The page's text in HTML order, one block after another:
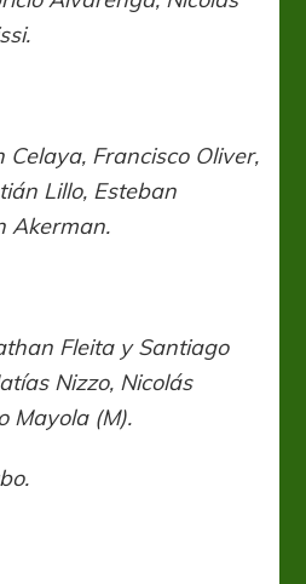
Celaya, Francisco Oliver,
Lillo, Esteban
Akerman.
Fleita y Santiago
Nizzo, Nicolás
Mayola (M).